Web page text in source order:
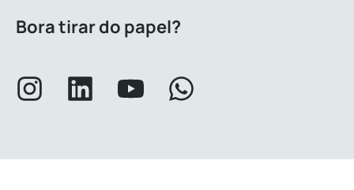
Bora tirar do papel?